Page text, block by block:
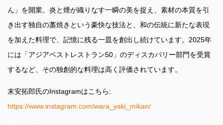
ん」を開業。炎と煙が織りなす一瞬の美を捉え、素材の本質を引
き出す独自の藁焼きという豪快な技法と、和の伝統に新たな表現
を加えた料理で、記憶に残る一皿を創出し続けています。2025年
には「アジアベストレストラン50」のディスカバリー部門を受賞
するなど、その独創的な料理は高く評価されています。
末安拓郎氏のInstagramはこちら:
https://www.instagram.com/wara_yaki_mikan/